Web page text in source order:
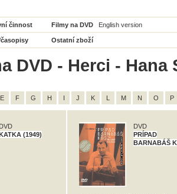
činnost Filmy na DVD English version
Ostatní zboží
DVD - Herci - Hana
E F G H I J K L M N O P
DVD
(1949)
DVD
PRÍPAD
BARNABÁŠ